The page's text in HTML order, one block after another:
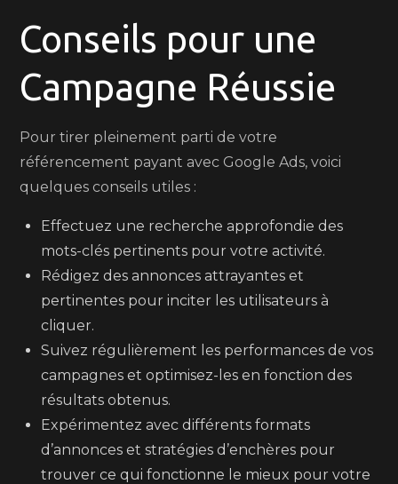
Conseils pour une
Campagne Réussie
Pour tirer pleinement parti de votre
référencement payant avec Google Ads, voici
quelques conseils utiles :
Effectuez une recherche approfondie des
mots-clés pertinents pour votre activité.
Rédigez des annonces attrayantes et
pertinentes pour inciter les utilisateurs à
cliquer.
Suivez régulièrement les performances de vos
campagnes et optimisez-les en fonction des
résultats obtenus.
Expérimentez avec différents formats
d’annonces et stratégies d’enchères pour
trouver ce qui fonctionne le mieux pour votre